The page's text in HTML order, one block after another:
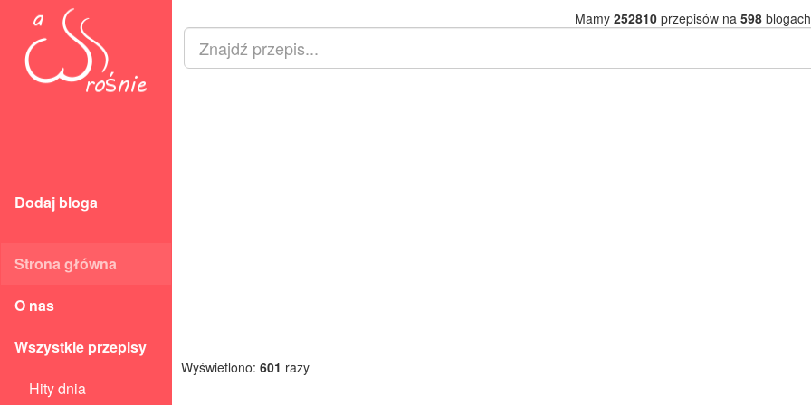
Dodaj bloga
Strona główna
O nas
Wszystkie przepisy
Hity dnia
Mamy 252810przepisów na 598
Wyświetlono: 601 razy